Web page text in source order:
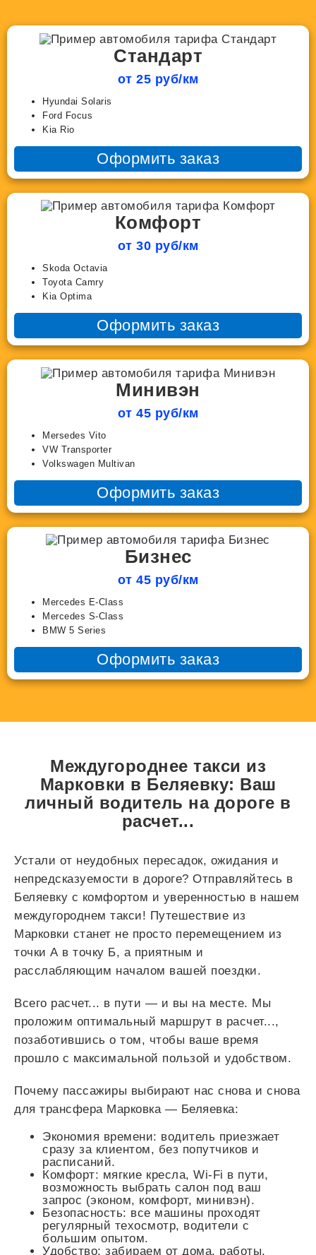
Стандарт
от 25 руб/км
Hyundai Solaris
Ford Focus
Kia Rio
Оформить заказ
Комфорт
от 30 руб/км
Skoda Octavia
Toyota Camry
Kia Optima
Оформить заказ
Минивэн
от 45 руб/км
Mersedes Vito
VW Transporter
Volkswagen Multivan
Оформить заказ
Бизнес
от 45 руб/км
Mercedes E-Class
Mercedes S-Class
BMW 5 Series
Оформить заказ
Междугороднее такси из
Марковки в Беляевку: Ваш
личный водитель на дороге в
расчет...
Устали от неудобных пересадок, ожидания и
непредсказуемости в дороге? Отправляйтесь в
Беляевку с комфортом и уверенностью в нашем
междугороднем такси! Путешествие из
Марковки станет не просто перемещением из
точки А в точку Б, а приятным и
расслабляющим началом вашей поездки.
Всего расчет... в пути — и вы на месте. Мы
проложим оптимальный маршрут в расчет...,
позаботившись о том, чтобы ваше время
прошло с максимальной пользой и удобством.
Почему пассажиры выбирают нас снова и снова
для трансфера Марковка — Беляевка:
Экономия времени: водитель приезжает
сразу за клиентом, без попутчиков и
расписаний.
Комфорт: мягкие кресла, Wi-Fi в пути,
возможность выбрать салон под ваш
запрос (эконом, комфорт, минивэн).
Безопасность: все машины проходят
регулярный техосмотр, водители с
большим опытом.
Удобство: забираем от дома, работы,